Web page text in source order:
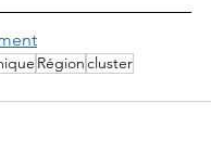
Régioncluster